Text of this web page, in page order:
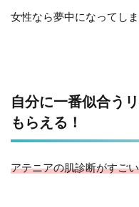
女性なら夢中になってしま
自分に一番似合う
もらえる！
アテニアの肌診断がすご